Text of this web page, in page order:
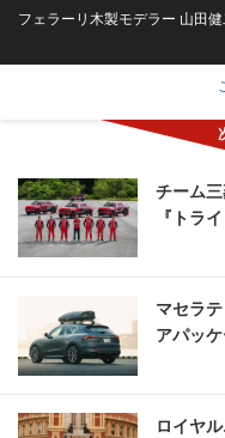
フェラーリ木製モデラー 山田健
チーム
『トラ
マセラ
アパッ
ロイヤ